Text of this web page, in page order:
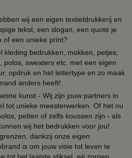
wij een eigen textieldrukkerij en
tekst, een slogan, een quote je
of een unieke print?
kleding bedrukken, mokken, petjes,
polos, sweaters etc. met een eigen
opdruk en het lettertype en zo maak
anders heeft!
kunst - Wij zijn jouw partners in
tot unieke meesterwerken. Of het nu
petten of zelfs koussen zijn - als
wij het bedrukken voor jou!
dankzij onze eigen
is om jouw visie tot leven te
tot het laatste stiksel, wij zorgen